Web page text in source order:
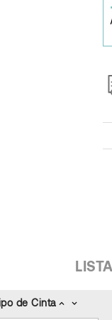
de Cinta keyboard_arrow_up keyboard_arrow_down